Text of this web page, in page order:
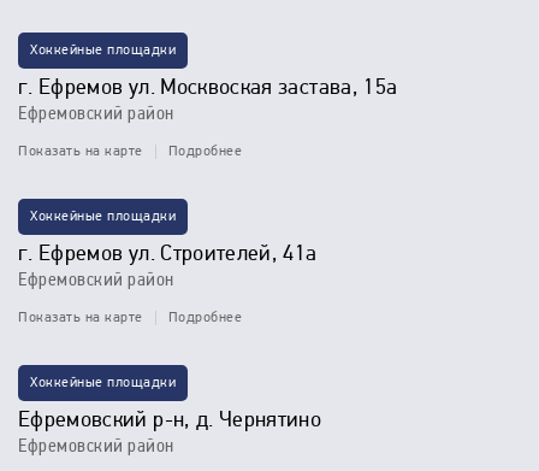
Хоккейные площадки
г. Ефремов ул. Москвоская застава, 15а
Ефремовский район
Показать на карте Подробнее
Хоккейные площадки
г. Ефремов ул. Строителей, 41а
Ефремовский район
Показать на карте Подробнее
Хоккейные площадки
Ефремовский р-н, д. Чернятино
Ефремовский район